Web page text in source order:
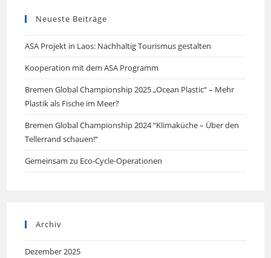
Neueste Beiträge
ASA Projekt in Laos: Nachhaltig Tourismus gestalten
Kooperation mit dem ASA Programm
Bremen Global Championship 2025 „Ocean Plastic“ – Mehr
Plastik als Fische im Meer?
Bremen Global Championship 2024 “Klimaküche – Über den
Tellerrand schauen!“
Gemeinsam zu Eco-Cycle-Operationen
Archiv
Dezember 2025